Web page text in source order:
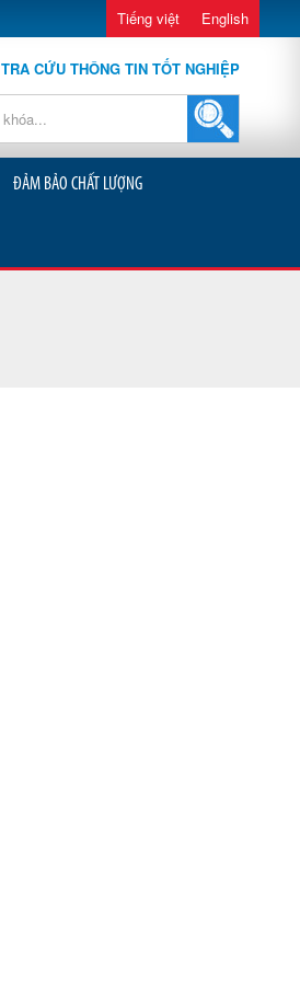
Tiếng việt English
TRA CỨU THÔNG TIN TỐT NGHIỆP
ĐẢM BẢO CHẤT LƯỢNG